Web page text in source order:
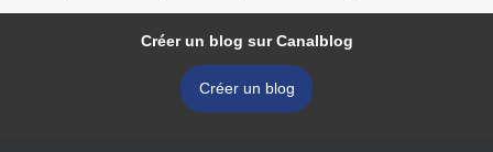
Créer un blog sur Canalblog
Créer un blog